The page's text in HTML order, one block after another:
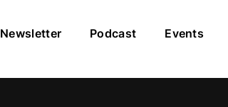
Newsletter Podcast Events